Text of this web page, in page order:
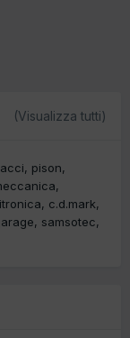
(Visualizza tutti)
pison
c.d.mark
samsotec